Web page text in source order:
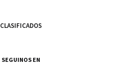
CLASIFICADOS
SEGUINOS EN